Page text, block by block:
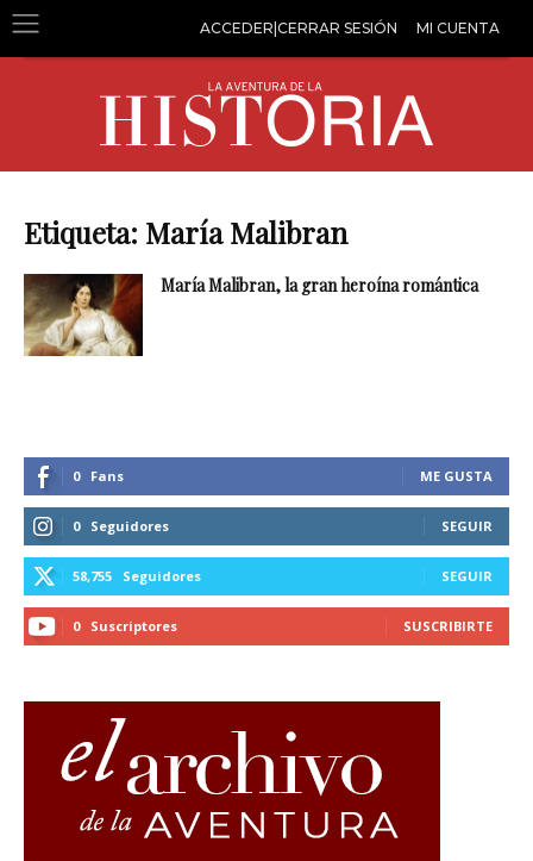
ACCEDER|CERRAR SESIÓN MI CUENTA
Etiqueta: María Malibran
María Malibran, la gran heroína romántica
0 Fans ME GUSTA
0 Seguidores SEGUIR
58,755 Seguidores SEGUIR
0 Suscriptores SUSCRIBIRTE